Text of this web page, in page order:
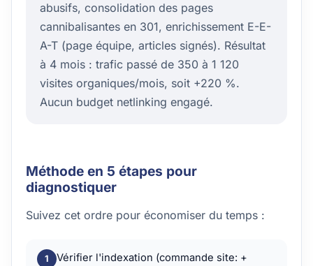
abusifs, consolidation des pages
cannibalisantes en 301, enrichissement E-E-
A-T (page équipe, articles signés). Résultat
à 4 mois : trafic passé de 350 à 1 120
visites organiques/mois, soit +220 %.
Aucun budget netlinking engagé.
Méthode en 5 étapes pour
diagnostiquer
Suivez cet ordre pour économiser du temps :
Vérifier l'indexation (commande site: +